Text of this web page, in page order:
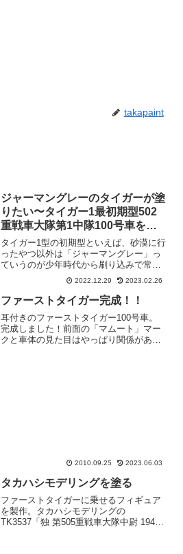
takapaint
ジャーマングレーのタイガーが塗
りたい〜タイガー1最初期型502
重戦車大隊第1中隊100号車を作
る。
タイガー1型の初期型といえば、砂漠に行
ったやつ以外は「ジャーマングレー」っ
ていうのが少年時代から刷り込みで常識
だったのですが、最近の考証からすると
ジャーマングレー単色で塗られて戦場に
出たのは、最も初期のほんの数台だけ
で、しかもその後すぐに白...
2022.12.29 2023.02.26
ファーストタイガー完成！！
耳付きのファーストタイガー100号車。
完成しました！前面の「マムート」マー
クと車体の見た目はやっぱり関係がある
2010.09.25 2023.06.03
タカハシモデリングを塗る
ファーストタイガーに乗せるフィギュア
を製作。タカハシモデリングの
TK3537「独 第505重戦車大隊中尉 1944